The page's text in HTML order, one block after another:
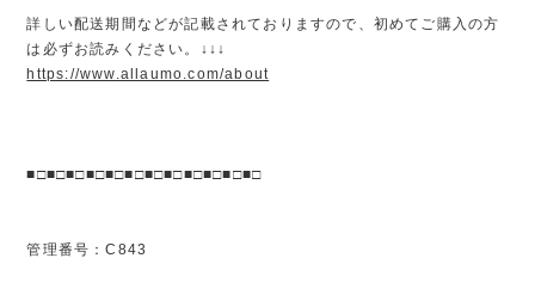
詳しい配送期間などが記載されておりますので、初めてご購入の方
は必ずお読みください。↓↓↓
https://www.allaumo.com/about
■□■□■□■□■□■□■□■□■□■□■□■□
管理番号：C843